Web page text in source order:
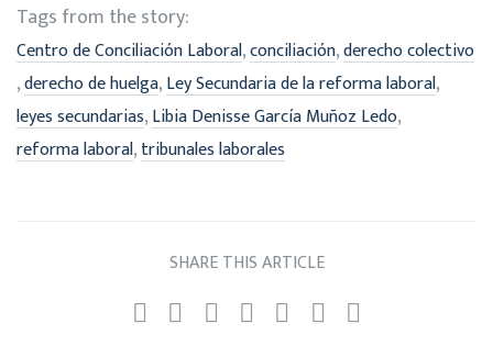
Tags from the story:
Centro de Conciliación Laboral,conciliación,derecho colectivo
,derecho de huelga,Ley Secundaria de la reforma laboral,
leyes secundarias,Libia Denisse García Muñoz Ledo,
reforma laboral,tribunales laborales
SHARE THIS ARTICLE